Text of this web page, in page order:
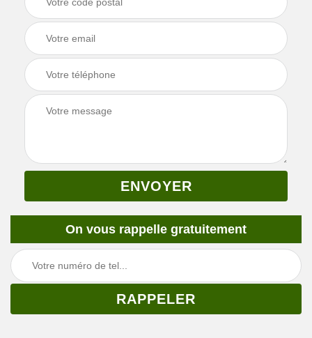
On vous rappelle gratuitement